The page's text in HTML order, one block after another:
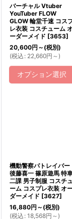
バーチャル Vtuber
YouTuber FLOW
GLOW 輪堂千速 コス
レ衣装 コスチューム オ
ーダーメイド [3653]
20,600円 ～ (税別)
(税込 : 22,660円 ～)
オプション選択
機動警察パトレイバー
後藤喜一 篠原遊馬 特
二課 男子制服 コスチュ
ーム コスプレ衣装 オ
ダーメイド [3627]
16,880円 ～ (税別)
(税込 : 18,568円 ～)